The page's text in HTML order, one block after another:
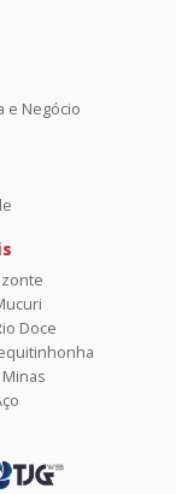
e Negócio
Doce